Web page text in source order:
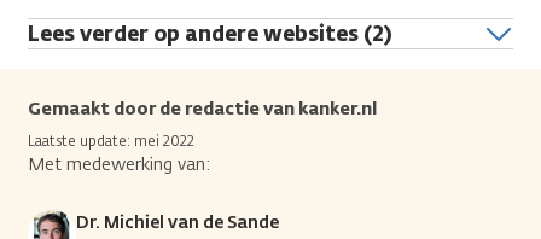
Lees verder op andere websites (2)
Gemaakt door de redactie van kanker.nl
Laatste update: mei 2022
Met medewerking van:
Dr. Michiel van de Sande